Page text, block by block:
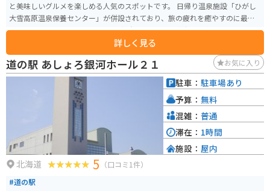
と美味しいグルメを楽しめる人気のスポットです。 日帰り温泉施設「ひがし
大雪高原温泉保養センター」が併設されており、旅の疲れを癒やすのに最適
です。泉質はナトリウム-塩化物・炭酸水素塩泉で、神経痛や筋肉痛、関節痛
などに効果があると言われています。露天風呂からは雄大な大雪山系の山々
を望むことができ、絶景を眺めながらゆったりと温泉を楽しむことができま
す。 また、地元の新鮮な食材を使った料理が楽しめるレストランや、特産品
を販売するショップなども併設されています。中でも、士幌町産の牛乳を使
用したソフトクリームは濃厚な味わいで人気です。 バイクで訪れる際は、道
の駅に隣接する「しほろバイク公園」を利用するのがおすすめです。広々と
した芝生広場やベンチがあり、休憩したり景色を楽しんだりできます。 士幌
町は農業が盛んな地域で、特にジャガイモや小豆、牛乳などの生産が盛んで
す。道の駅では、これらの特産品を使った加工品やスイーツなども販売され
ているので、お土産にぴったりです。
詳しく見る
道の駅 あしょろ銀河ホール２１ お気に入り
北海道 5 （口コミ1件）
#道の駅
駐車： 駐車場あり
予算： 無料
混雑： 普通
滞在： 1時間
施設： 屋内